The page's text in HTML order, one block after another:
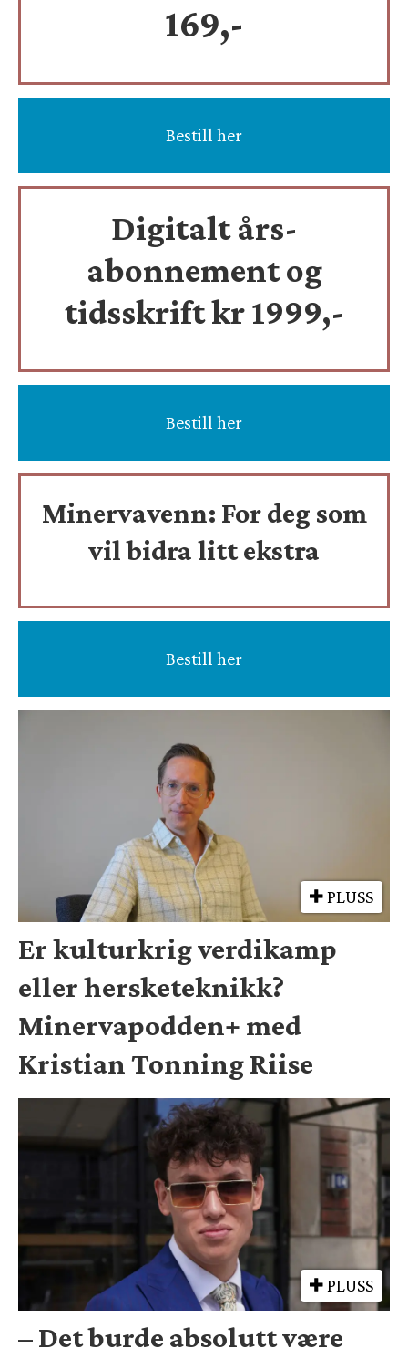
169,-
Bestill her
Digitalt års-
abonnement og
tidsskriftkr 1999,-
Bestill her
Minervavenn: For deg som
vil bidra litt ekstra
Bestill her
PLUSS
Er kulturkrig verdikamp
eller hersketeknikk?
Minervapodden+ med
Kristian Tonning Riise
PLUSS
– Det burde absolutt være